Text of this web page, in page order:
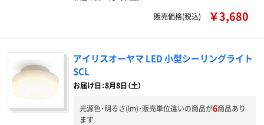
販売価格(税込)
￥3,680
アイリスオーヤマ LED 小型シーリングライト
SCL
お届け日：8月8日（土）
光源色・明るさ(lm)・販売単位違いの商品が6商品あり
ます